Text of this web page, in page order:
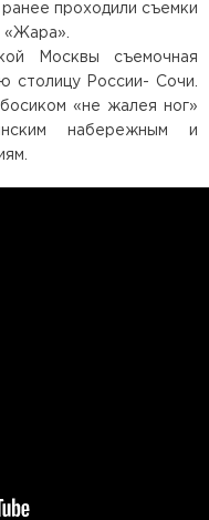
проходили съемки
Москвы съемочная
столицу России- Сочи.
«не жалея ног»
набережным и